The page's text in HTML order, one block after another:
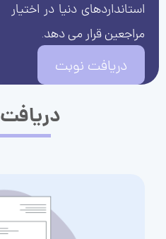
استانداردهای دنیا در اختیار
مراجعین قرار می دهد.
دریافت نوبت
دریافت